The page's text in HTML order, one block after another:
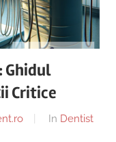
Ghidul
Critice
In Dentist